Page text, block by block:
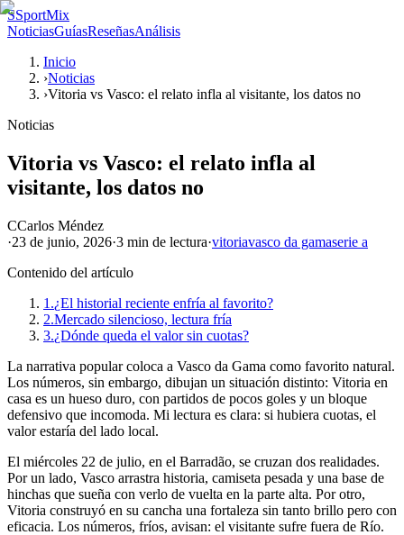
SSportMix
NoticiasGuíasReseñasAnálisis
Inicio
›Noticias
›Vitoria vs Vasco: el relato infla al visitante, los datos no
Noticias
Vitoria vs Vasco: el relato infla al
visitante, los datos no
CCarlos Méndez
·23 de junio, 2026·3 min de lectura·vitoriavasco da gamaserie a
Contenido del artículo
1.¿El historial reciente enfría al favorito?
2.Mercado silencioso, lectura fría
3.¿Dónde queda el valor sin cuotas?
La narrativa popular coloca a Vasco da Gama como favorito natural.
Los números, sin embargo, dibujan un situación distinto: Vitoria en
casa es un hueso duro, con partidos de pocos goles y un bloque
defensivo que incomoda. Mi lectura es clara: si hubiera cuotas, el
valor estaría del lado local.
El miércoles 22 de julio, en el Barradão, se cruzan dos realidades.
Por un lado, Vasco arrastra historia, camiseta pesada y una base de
hinchas que sueña con verlo de vuelta en la parte alta. Por otro,
Vitoria construyó en su cancha una fortaleza sin tanto brillo pero con
eficacia. Los números, fríos, avisan: el visitante sufre fuera de Río.